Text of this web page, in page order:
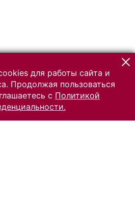
для работы сайта и
Продолжая пользоваться
с Политикой